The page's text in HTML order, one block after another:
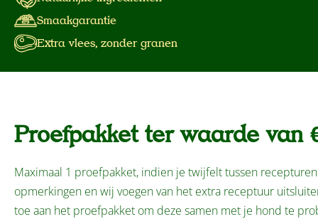
Smaakgarantie
Extra vlees, zonder granen
Proefpakket ter waarde van
Maximaal 1 proefpakket, indien je twijfelt tussen
opmerkingen en wij voegen van het extra receptuur
toe aan het proefpakket om deze samen met je hond te